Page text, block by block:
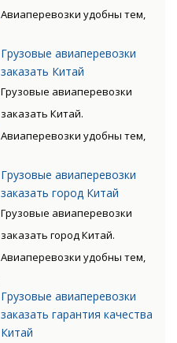
дороже, чем доставка морем
либо машиной. Но стоимость
окупается преимуществами
авиаперевозок.
Авиаперевозки удобны тем,
время клиента. Грузы
доставляются быстро, без
излишних остановок. Цену
дороже, чем доставка морем
либо машиной. Но стоимость
окупается преимуществами
авиаперевозок.
Грузовые авиаперевозки
заказать Китай
Грузовые авиаперевозки
заказать Китай.
Авиаперевозки удобны тем,
время клиента. Грузы
доставляются быстро, без
излишних остановок. Цену
такого вида перевозки
дороже, чем доставка морем
либо машиной. Но стоимость
окупается преимуществами
авиаперевозок.
Грузовые авиаперевозки
заказать город Китай
Грузовые авиаперевозки
заказать город Китай.
Авиаперевозки удобны тем,
время клиента. Грузы
доставляются быстро, без
Грузовые авиаперевозки
заказать гарантия качества
Китай